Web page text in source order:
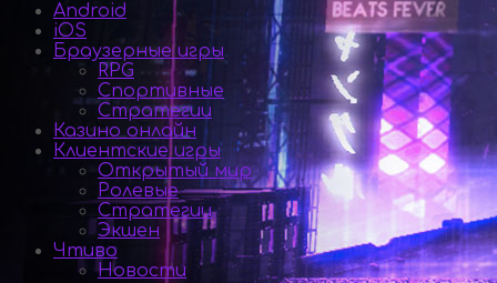
Android
iOS
Браузерные игры
RPG
Спортивные
Стратегии
Казино онлайн
Клиентские игры
Открытый мир
Ролевые
Стратегии
Экшен
Чтиво
Новости